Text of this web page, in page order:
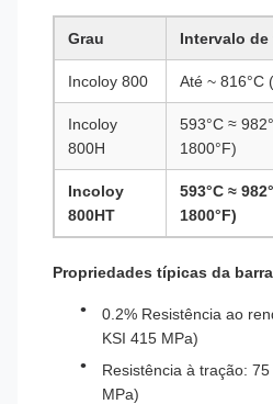
Grau Intervalo de
Incoloy 800 Até ~ 816°C
Incoloy
800H
593°C ≈
1800°F)
Incoloy
800HT
593°C ≈
1800°F)
Propriedades típicas da
0.2% Resistência ao
KSI 415 MPa)
Resistência à tração:
MPa)